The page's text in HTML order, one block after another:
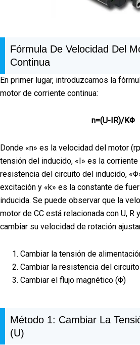
Fórmula De Velocidad Del
Continua
En primer lugar, introduzcamos la
motor de corriente continua:
n=(U-IR)/KΦ
Donde «n» es la velocidad del motor
tensión del inducido, «I» es la
resistencia del circuito del inducido,
excitación y «k» es la constante de
inducida. Se puede observar que la
motor de CC está relacionada con U, R
cambiar su velocidad de rotación
Cambiar la tensión de
Cambiar la resistencia del
Cambiar el flujo magnético (Φ)
Método 1: Cambiar La
(U)